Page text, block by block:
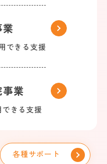
できる支援
業
きる支援
各種サポート